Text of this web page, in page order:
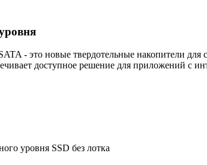
- это новые твердотельные накопители
доступное решение для приложений с
уровня SSD без лотка